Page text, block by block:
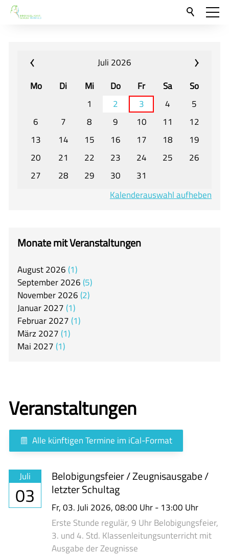
Neu hier?
Für Eltern und Schüler
Veranstaltungen und Termine
Unser Unterricht - Fachcurricula
Unsere Konzepte
Downloads
Unter-, Mittel und Oberstufe
itslearning
Arbeitsgemeinschaften
Mensa
Unsere Schulgemeinschaft
Kontakt
Juli 2026
Mo
Di Mi Do Fr Sa
So
1
2 3 4
5
6
7 8 9 10 11
12
13
14 15 16 17 18
19
20
21 22 23 24 25
26
27
28 29 30
31
Kalenderauswahl aufheben
Monate mit Veranstaltungen
August2026 1
September2026 5
November2026 2
Januar2027 1
Februar2027 1
März 2027 1
Mai 2027 1
Veranstaltungen
Alle künftigen Termine im iCal-Format
Juli
03
Belobigungsfeier / Zeugnisausgabe /
letzter Schultag
Fr,03. Juli 2026, 08:00 Uhr- 13:00 Uhr
Erste Stunde regulär, 9 Uhr Belobigungsfeier,
3. und 4. Std. Klassenleitungsunterricht mit
Ausgabe der Zeugnisse